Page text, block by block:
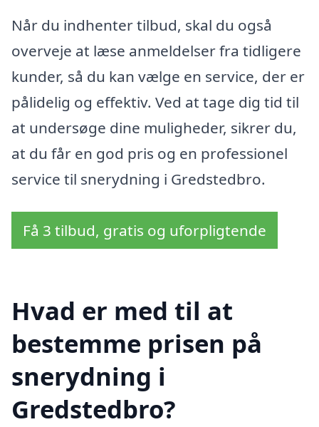
Når du indhenter tilbud, skal du også
overveje at læse anmeldelser fra tidligere
kunder, så du kan vælge en service, der er
pålidelig og effektiv. Ved at tage dig tid til
at undersøge dine muligheder, sikrer du,
at du får en god pris og en professionel
service til snerydning i Gredstedbro.
Få 3 tilbud, gratis og uforpligtende
Hvad er med til at
bestemme prisen på
snerydning i
Gredstedbro?